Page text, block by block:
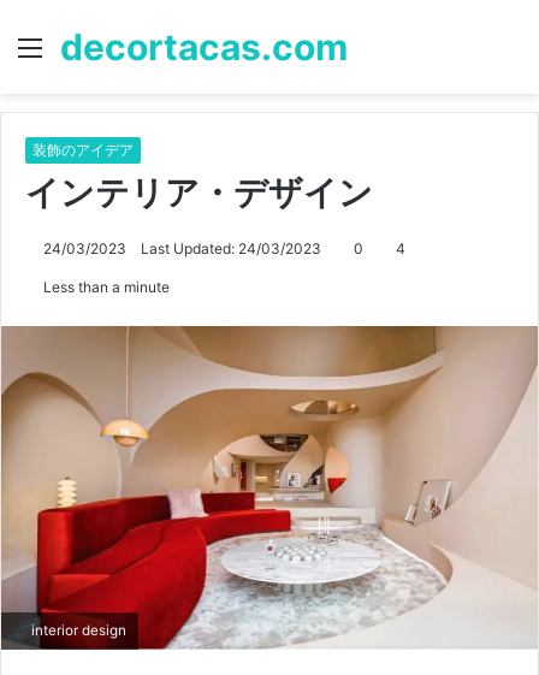
Menu
decortacas.com
装飾のアイデア
インテリア・デザイン
24/03/2023 Last Updated: 24/03/2023 0 4
Less than a minute
interior design